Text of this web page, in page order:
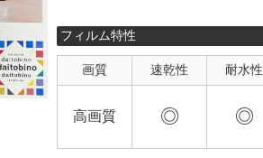
フィルム特性
画質 速乾性 耐水性
高画質 ◎ ◎